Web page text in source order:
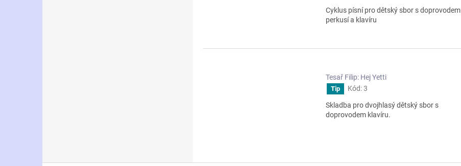
Cyklus písní pro dětský sbor s doprovodem
perkusí a klavíru
Tesař Filip: Hej Yetti
Tip Kód:3
Skladba pro dvojhlasý dětský sbor s
doprovodem klavíru.
v